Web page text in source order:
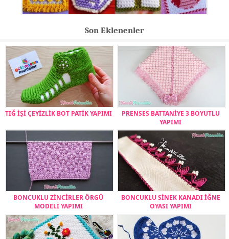
Son Eklenenler
TIĞ İŞİ ÇEYİZLİK BOT PATİK YAPIMI
PRENSES BATTANİYE 3 BOYUTLU
YAPIMI
BONCUKLU ZİNCİRLER ÖRGÜ
MODELİ YAPIMI
BONCUKLU SİNEK KANADI İĞNE
OYASI YAPIMI